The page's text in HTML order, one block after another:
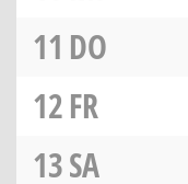
11 DO
12FR
13SA